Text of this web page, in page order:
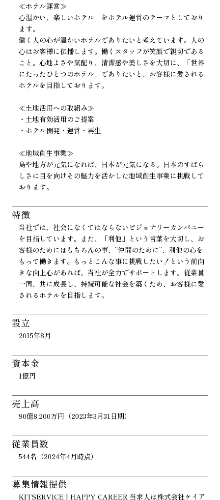
≪ホテル運営≫
心温かい、楽しいホテル をホテル運営のテーマとしており
ます。
働く人の心が温かいホテルでありたいと考えています。人の
心はお客様に伝播します。働くスタッフが笑顔で親切である
こと。心地よさや気配り、清潔感や美しさを大切に、「世界
にたったひとつのホテル」でありたいと、お客様に愛される
ホテルを目指しております。
≪土地活用への取組み≫
・土地有効活用のご提案
・ホテル開発・運営・再生
≪地域創生事業≫
島や地方が元気になれば、日本が元気になる。日本のすばら
しさに目を向けその魅力を活かした地域創生事業に挑戦して
おります。
特徴
当社では、社会になくてはならないビジョナリーカンパニー
を目指しています。また、「利他」という言葉を大切し、お
客様のためにはもちろんの事、“仲間のために”、利他の心を
もって働きます。もっとこんな事に挑戦したい！という前向
きな向上心があれば、当社が全力でサポートします。従業員
一同、共に成長し、持続可能な社会を築くため、お客様に愛
されるホテルを目指します。
設立
2015年8月
資本金
1億円
売上高
90億8,200万円（2023年3月31日期）
従業員数
544名（2024年4月時点）
募集情報提供
KITSERVICE | HAPPY CAREER 当求人は株式会社ケイア